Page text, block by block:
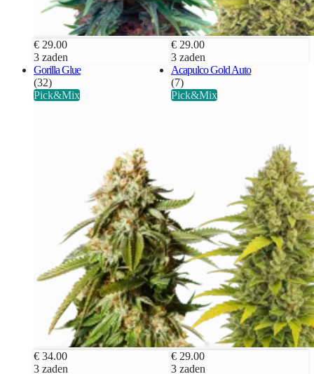
€ 29.00
3 zaden
€ 29.00
3 zaden
Gorilla Glue
(32)
Pick&Mix
€ 34.00
3 zaden
Acapulco Gold Auto
(7)
Pick&Mix
€ 29.00
3 zaden